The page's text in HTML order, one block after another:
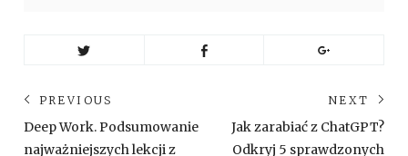
Nawigacja
wpisu
PREVIOUS
Previous
post:
Deep Work. Podsumowanie
najważniejszych lekcji z
NEXT
Jak zarabiać z ChatGPT?
Odkryj 5 sprawdzonych